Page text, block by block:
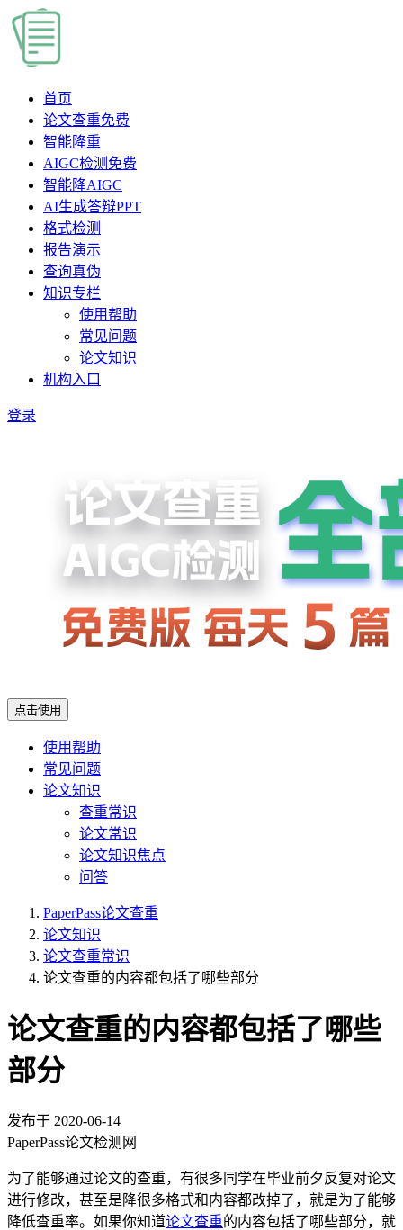
首页
论文查重免费
智能降重
AIGC检测 免费
智能降AIGC
AI生成答辩PPT
格式检测
报告演示
查询真伪
知识专栏
使用帮助
常见问题
论文知识
机构入口
登录
点击使用
使用帮助
常见问题
论文知识
查重常识
论文常识
论文知识焦点
问答
PaperPass论文查重
论文知识
论文查重常识
论文查重的内容都包括了哪些部分
论文查重的内容都包括了哪些
部分
发布于 2020-06-14
PaperPass论文检测网
为了能够通过论文的查重，有很多同学在毕业前夕反复对论文
进行修改，甚至是降很多格式和内容都改掉了，就是为了能够
降低查重率。如果你知道论文查重的内容包括了哪些部分，就